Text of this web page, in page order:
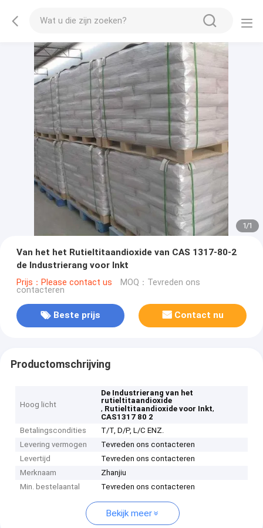
1/1
Van het het Rutieltitaandioxide van CAS 1317-80-2
de Industrierang voor Inkt
Prijs：Please contact us MOQ：Tevreden ons
contacteren
Beste prijs Contact nu
Productomschrijving
Hoog licht
De Industrierang van het
rutieltitaandioxide
, Rutieltitaandioxide voor Inkt,
CAS1317 80 2
Betalingscondities
T/T, D/P, L/C ENZ.
Levering vermogen
Tevreden ons contacteren
Levertijd
Tevreden ons contacteren
Merknaam
Zhanjiu
Min. bestelaantal
Tevreden ons contacteren
Bekijk meer